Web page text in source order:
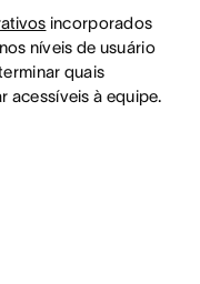
incorporados
níveis de usuário
quais
acessíveis à equipe.